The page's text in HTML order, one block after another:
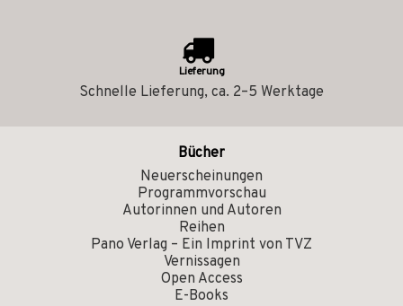
Lieferung
Schnelle Lieferung, ca. 2–5 Werktage
Bücher
Neuerscheinungen
Programmvorschau
Autorinnen und Autoren
Reihen
Pano Verlag – Ein Imprint von TVZ
Vernissagen
Open Access
E-Books